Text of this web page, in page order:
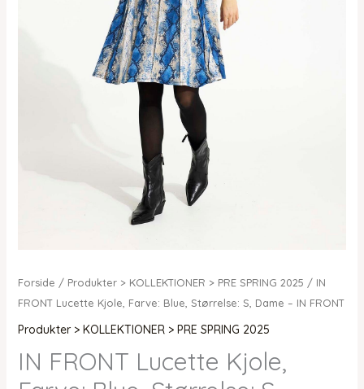
Forside / Produkter > KOLLEKTIONER > PRE SPRING 2025 / IN
FRONT Lucette Kjole, Farve: Blue, Størrelse: S, Dame – IN FRONT
Produkter > KOLLEKTIONER > PRE SPRING 2025
IN FRONT Lucette Kjole,